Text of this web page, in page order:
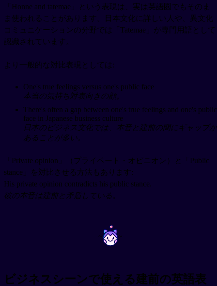
「Honne and tatemae」という表現は、実は英語圏でもそのま
ま使われることがあります。日本文化に詳しい人や、異文化
コミュニケーションの分野では「Tatemae」が専門用語として
認識されています。
より一般的な対比表現としては:
One's true feelings versus one's public face
本当の気持ち対表向きの顔。
There's often a gap between one's true feelings and one's public
face in Japanese business culture
日本のビジネス文化では、本音と建前の間にギャップが
あることが多い。
「Private opinion」（プライベート・オピニオン）と「Public
stance」を対比させる方法もあります:
His private opinion contradicts his public stance.
彼の本音は建前と矛盾している。
~ ~
ビジネスシーンで使える建前の英語表